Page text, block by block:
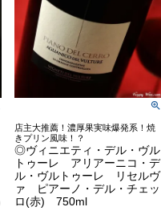
店主大推薦！濃厚果実味爆発系！焼
きプリン風味！？
◎ヴィニエティ・デル・ヴル
トゥーレ アリアーニコ・デ
ル・ヴルトゥーレ リセルヴ
ァ ピアーノ・デル・チェッ
ロ(赤) 750ml